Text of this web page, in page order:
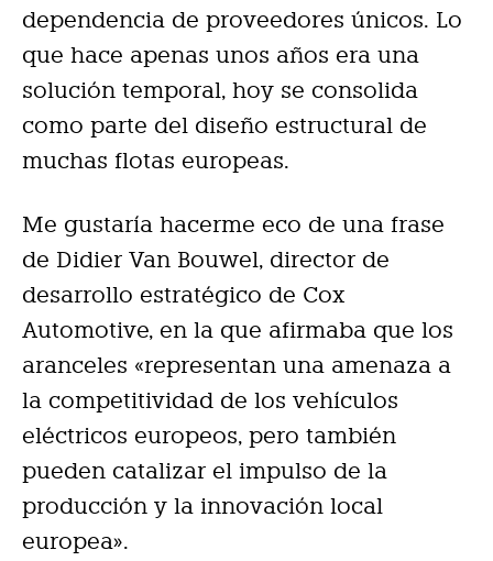
dependencia de proveedores únicos. Lo
que hace apenas unos años era una
solución temporal, hoy se consolida
como parte del diseño estructural de
muchas flotas europeas.
Me gustaría hacerme eco de una frase
de Didier Van Bouwel, director de
desarrollo estratégico de Cox
Automotive, en la que afirmaba que los
aranceles «representan una amenaza a
la competitividad de los vehículos
eléctricos europeos, pero también
pueden catalizar el impulso de la
producción y la innovación local
europea».